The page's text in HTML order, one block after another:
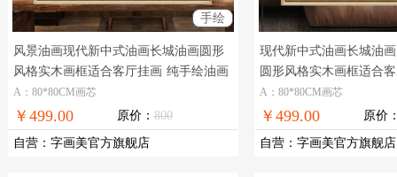
手绘
风景油画现代新中式油画长城油画圆形
风格实木画框适合客厅挂画 纯手绘油画
长城油画
A：80*80CM画芯
￥499.00 原价： 800
自营 ： 字画美官方旗舰店
现代新中式油画长城油
圆形风格实木画框适合
油画实力画家手绘
A：80*80CM画芯
￥499.00 原价
自营 ： 字画美官方旗舰店